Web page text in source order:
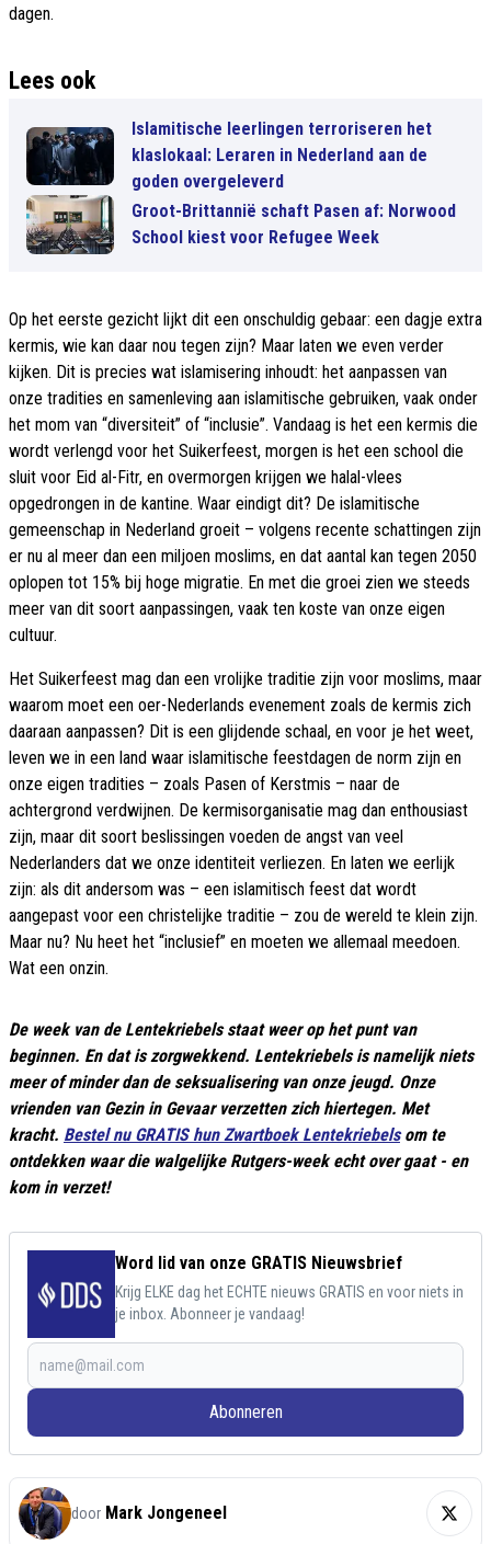
dagen.
Lees ook
Islamitische leerlingen terroriseren het
klaslokaal: Leraren in Nederland aan de
goden overgeleverd
Groot-Brittannië schaft Pasen af: Norwood
School kiest voor Refugee Week
Op het eerste gezicht lijkt dit een onschuldig gebaar: een dagje extra
kermis, wie kan daar nou tegen zijn? Maar laten we even verder
kijken. Dit is precies wat islamisering inhoudt: het aanpassen van
onze tradities en samenleving aan islamitische gebruiken, vaak onder
het mom van “diversiteit” of “inclusie”. Vandaag is het een kermis die
wordt verlengd voor het Suikerfeest, morgen is het een school die
sluit voor Eid al-Fitr, en overmorgen krijgen we halal-vlees
opgedrongen in de kantine. Waar eindigt dit? De islamitische
gemeenschap in Nederland groeit – volgens recente schattingen zijn
er nu al meer dan een miljoen moslims, en dat aantal kan tegen 2050
oplopen tot 15% bij hoge migratie. En met die groei zien we steeds
meer van dit soort aanpassingen, vaak ten koste van onze eigen
cultuur.
Het Suikerfeest mag dan een vrolijke traditie zijn voor moslims, maar
waarom moet een oer-Nederlands evenement zoals de kermis zich
daaraan aanpassen? Dit is een glijdende schaal, en voor je het weet,
leven we in een land waar islamitische feestdagen de norm zijn en
onze eigen tradities – zoals Pasen of Kerstmis – naar de
achtergrond verdwijnen. De kermisorganisatie mag dan enthousiast
zijn, maar dit soort beslissingen voeden de angst van veel
Nederlanders dat we onze identiteit verliezen. En laten we eerlijk
zijn: als dit andersom was – een islamitisch feest dat wordt
aangepast voor een christelijke traditie – zou de wereld te klein zijn.
Maar nu? Nu heet het “inclusief” en moeten we allemaal meedoen.
Wat een onzin.
De week van de Lentekriebels staat weer op het punt van
beginnen. En dat is zorgwekkend. Lentekriebels is namelijk niets
meer of minder dan de seksualisering van onze jeugd. Onze
vrienden van Gezin in Gevaar verzetten zich hiertegen. Met
kracht. Bestel nu GRATIS hun Zwartboek Lentekriebelsom te
ontdekken waar die walgelijke Rutgers-week echt over gaat - en
kom in verzet!
Word lid van onze GRATIS Nieuwsbrief
Krijg ELKE dag het ECHTE nieuws GRATIS en voor niets in
je inbox. Abonneer je vandaag!
Abonneren
door Mark Jongeneel